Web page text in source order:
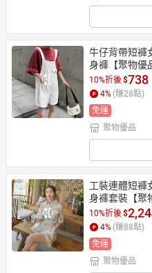
牛仔背帶短褲
身褲【聚物優
10%折後$738
4% (賺28點)
免運
聚物優品
工裝連體短褲
身褲套裝【聚
10%折後$
4% (賺88點)
免運
聚物優品